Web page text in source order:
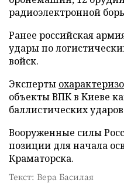
радиоэлектронной
Ранее российская
удары по
войск.
Эксперты
объекты ВПК в Киеве
баллистических
Вооруженные силы
позиции для начала
Краматорска.
Текст: Вера Басилая